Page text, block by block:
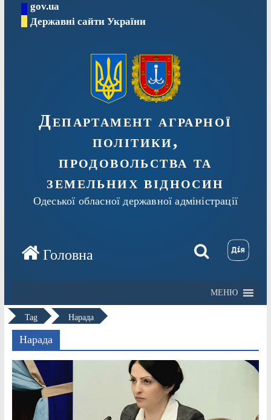
Перейтиgov.ua
Державні сайти України
Департамент аграрної
політики,
продовольства та
земельних відносин
Одеської обласної державної адміністрації
МЕНЮ
Tag Нарада
Нарада